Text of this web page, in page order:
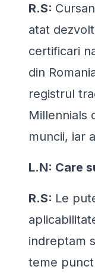
R.S:
atat
certificari
din
registrul
Millennials
muncii, iar
L.N: Care
R.S: Le
indreptam
teme